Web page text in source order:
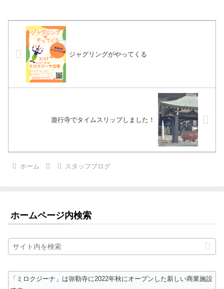
ジャグリングがやってくる
遊行寺でタイムスリップしました！
ホーム スタッフブログ
ホームページ内検索
「ミロクジーナ」は弥勒寺に2022年秋にオープンした新しい商業施設